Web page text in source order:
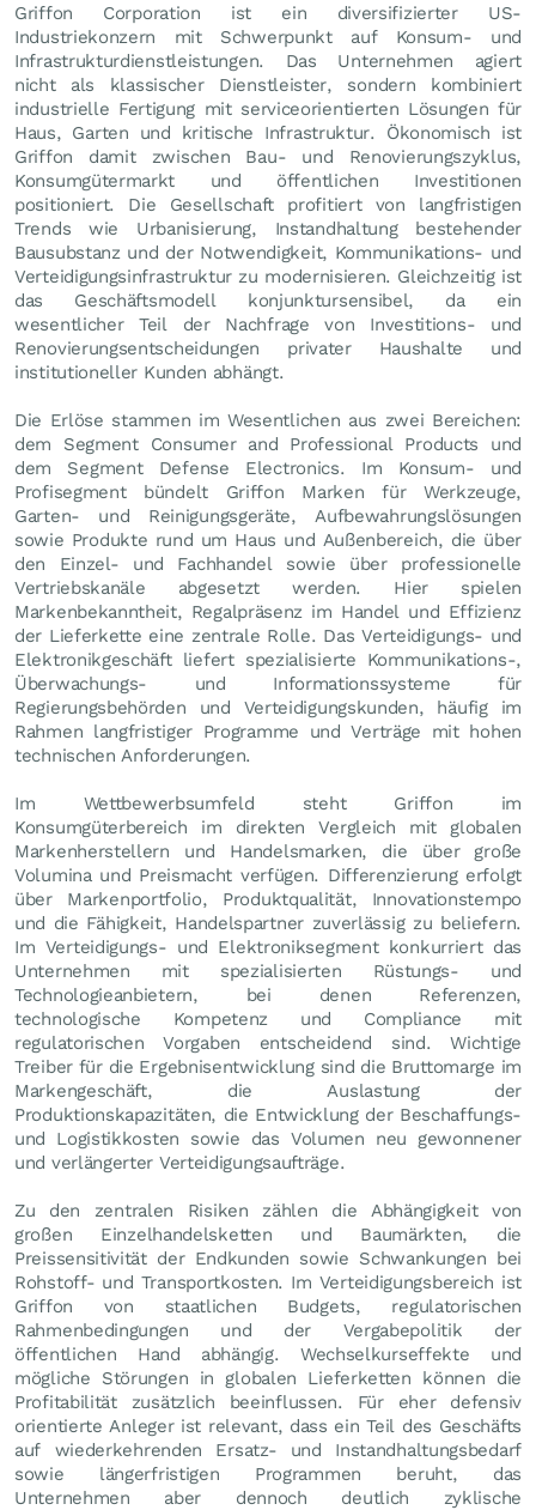
Griffon Corporation ist ein diversifizierter US-
Industriekonzern mit Schwerpunkt auf Konsum- und
Infrastrukturdienstleistungen. Das Unternehmen agiert
nicht als klassischer Dienstleister, sondern kombiniert
industrielle Fertigung mit serviceorientierten Lösungen für
Haus, Garten und kritische Infrastruktur. Ökonomisch ist
Griffon damit zwischen Bau- und Renovierungszyklus,
Konsumgütermarkt und öffentlichen Investitionen
positioniert. Die Gesellschaft profitiert von langfristigen
Trends wie Urbanisierung, Instandhaltung bestehender
Bausubstanz und der Notwendigkeit, Kommunikations- und
Verteidigungsinfrastruktur zu modernisieren. Gleichzeitig ist
das Geschäftsmodell konjunktursensibel, da ein
wesentlicher Teil der Nachfrage von Investitions- und
Renovierungsentscheidungen privater Haushalte und
institutioneller Kunden abhängt.
Die Erlöse stammen im Wesentlichen aus zwei Bereichen:
dem Segment Consumer and Professional Products und
dem Segment Defense Electronics. Im Konsum- und
Profisegment bündelt Griffon Marken für Werkzeuge,
Garten- und Reinigungsgeräte, Aufbewahrungslösungen
sowie Produkte rund um Haus und Außenbereich, die über
den Einzel- und Fachhandel sowie über professionelle
Vertriebskanäle abgesetzt werden. Hier spielen
Markenbekanntheit, Regalpräsenz im Handel und Effizienz
der Lieferkette eine zentrale Rolle. Das Verteidigungs- und
Elektronikgeschäft liefert spezialisierte Kommunikations-,
Überwachungs- und Informationssysteme für
Regierungsbehörden und Verteidigungskunden, häufig im
Rahmen langfristiger Programme und Verträge mit hohen
technischen Anforderungen.
Im Wettbewerbsumfeld steht Griffon im
Konsumgüterbereich im direkten Vergleich mit globalen
Markenherstellern und Handelsmarken, die über große
Volumina und Preismacht verfügen. Differenzierung erfolgt
über Markenportfolio, Produktqualität, Innovationstempo
und die Fähigkeit, Handelspartner zuverlässig zu beliefern.
Im Verteidigungs- und Elektroniksegment konkurriert das
Unternehmen mit spezialisierten Rüstungs- und
Technologieanbietern, bei denen Referenzen,
technologische Kompetenz und Compliance mit
regulatorischen Vorgaben entscheidend sind. Wichtige
Treiber für die Ergebnisentwicklung sind die Bruttomarge im
Markengeschäft, die Auslastung der
Produktionskapazitäten, die Entwicklung der Beschaffungs-
und Logistikkosten sowie das Volumen neu gewonnener
und verlängerter Verteidigungsaufträge.
Zu den zentralen Risiken zählen die Abhängigkeit von
großen Einzelhandelsketten und Baumärkten, die
Preissensitivität der Endkunden sowie Schwankungen bei
Rohstoff- und Transportkosten. Im Verteidigungsbereich ist
Griffon von staatlichen Budgets, regulatorischen
Rahmenbedingungen und der Vergabepolitik der
öffentlichen Hand abhängig. Wechselkurseffekte und
mögliche Störungen in globalen Lieferketten können die
Profitabilität zusätzlich beeinflussen. Für eher defensiv
orientierte Anleger ist relevant, dass ein Teil des Geschäfts
auf wiederkehrenden Ersatz- und Instandhaltungsbedarf
sowie längerfristigen Programmen beruht, das
Unternehmen aber dennoch deutlich zyklische